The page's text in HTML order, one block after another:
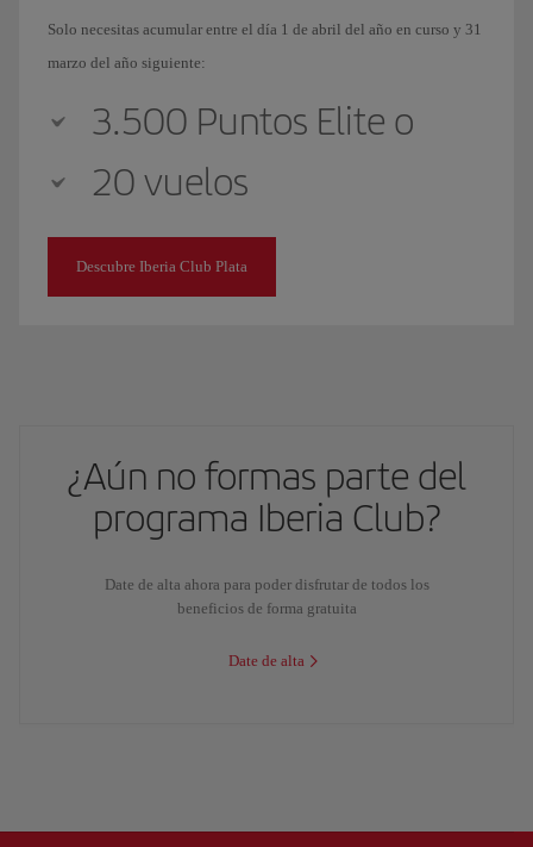
Solo necesitas acumular entre el día 1 de abril del año en curso y 31
marzo del año siguiente:
3.500 Puntos Elite o
20 vuelos
Descubre Iberia Club Plata
¿Aún no formas parte del
programa Iberia Club?
Date de alta ahora para poder disfrutar de todos los
beneficios de forma gratuita
Date de alta